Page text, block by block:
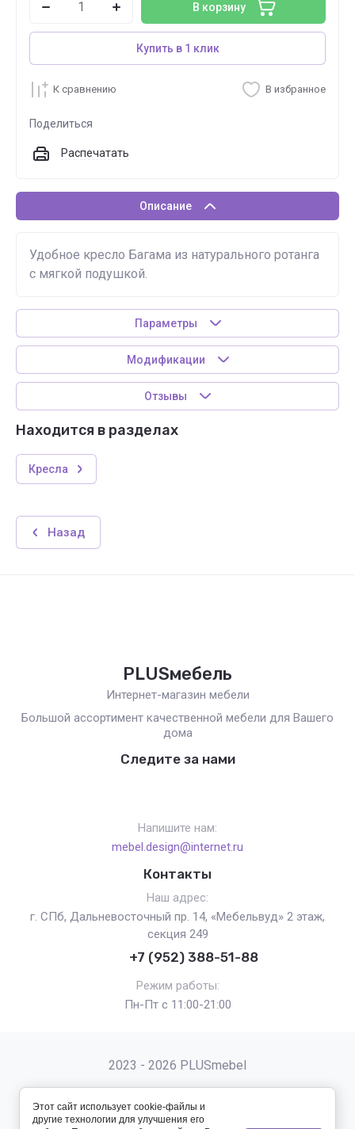
В корзину
Купить в 1 клик
К сравнению В избранное
Поделиться
Распечатать
Описание
Удобное кресло Багама из натурального ротанга
с мягкой подушкой.
Параметры
Модификации
Отзывы
Находится в разделах
Кресла
Назад
PLUSмебель
Интернет-магазин мебели
Большой ассортимент качественной мебели для Вашего
дома
Следите за нами
Напишите нам:
mebel.design@internet.ru
Контакты
Наш адрес:
г. СПб, Дальневосточный пр. 14, «Мебельвуд» 2 этаж,
секция 249
+7 (952) 388-51-88
Режим работы:
Пн-Пт с 11:00-21:00
2023 - 2026 PLUSmebel
Этот сайт использует cookie-файлы и
другие технологии для улучшения его